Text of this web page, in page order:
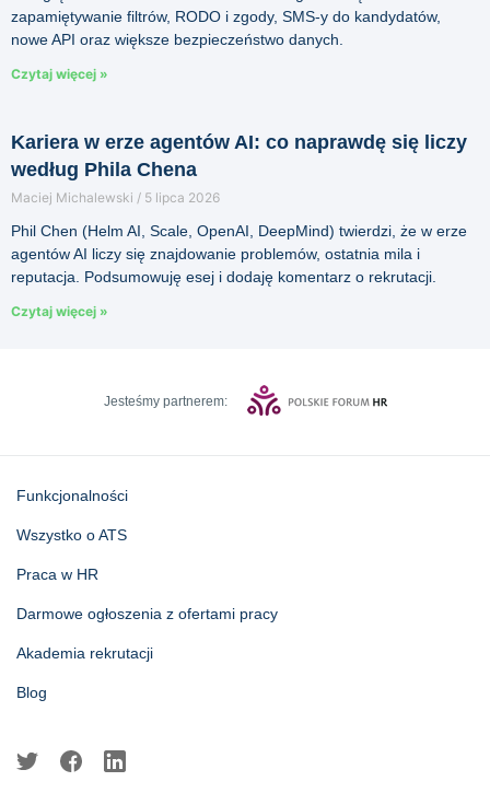
zapamiętywanie filtrów, RODO i zgody, SMS-y do kandydatów,
nowe API oraz większe bezpieczeństwo danych.
Czytaj więcej »
Kariera w erze agentów AI: co naprawdę się liczy
według Phila Chena
Maciej Michalewski 5 lipca 2026
Phil Chen (Helm AI, Scale, OpenAI, DeepMind) twierdzi, że w erze
agentów AI liczy się znajdowanie problemów, ostatnia mila i
reputacja. Podsumowuję esej i dodaję komentarz o rekrutacji.
Czytaj więcej »
Jesteśmy partnerem:
Funkcjonalności
Wszystko o ATS
Praca w HR
Darmowe ogłoszenia z ofertami pracy
Akademia rekrutacji
Blog